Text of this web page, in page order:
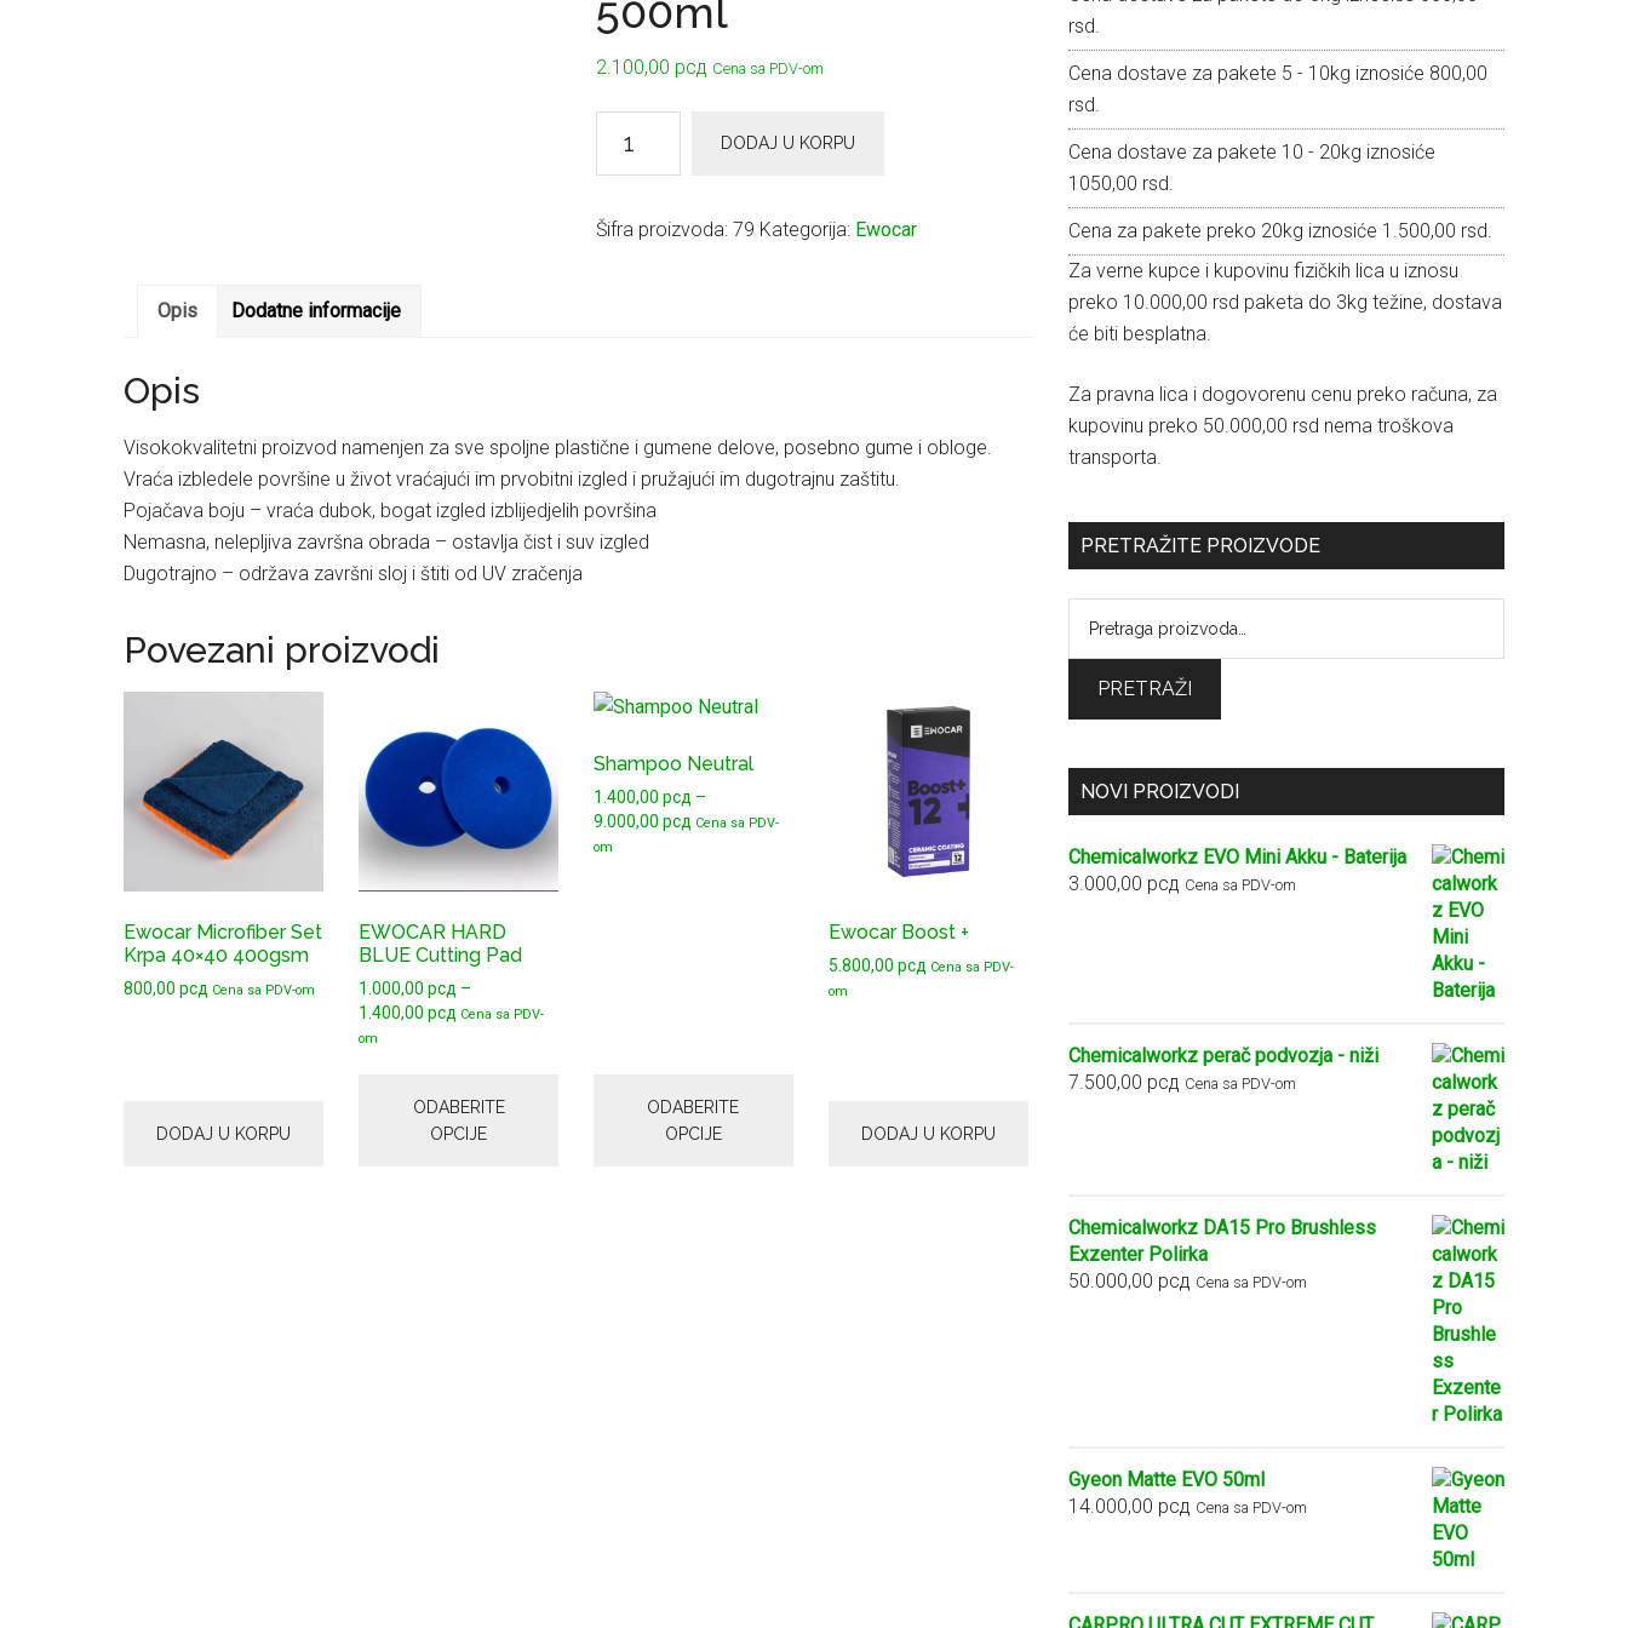
500ml
2.100,00 рсд Cena sa PDV-om
–
DODAJ U KORPU
Šifra proizvoda: 79 Kategorija: Ewocar
Opis Dodatne informacije
Opis
Visokokvalitetni proizvod namenjen za sve spoljne plastične i gumene delove, posebno gume i obloge.
Vraća izbledele površine u život vraćajući im prvobitni izgled i pružajući im dugotrajnu zaštitu.
Pojačava boju – vraća dubok, bogat izgled izblijedjelih površina
Nemasna, nelepljiva završna obrada – ostavlja čist i suv izgled
Dugotrajno – održava završni sloj i štiti od UV zračenja
Povezani proizvodi
Ewocar Microfiber Set
Krpa 40×40 400gsm
800,00 рсд Cena sa PDV-om
DODAJ U KORPU
EWOCAR HARD
BLUE Cutting Pad
1.000,00 рсд –
1.400,00 рсдRaspon
do
1.400,00 рсд
Cena sa PDV-
om
ODABERITE
OPCIJE
proizvod
ima
više
varijanti.
Opcije
mogu
biti
izabrane
na
stranici
Shampoo Neutral
1.400,00 рсд –
9.000,00 рсд Raspon
Cena sa PDV-
om
ODABERITE
OPCIJE
Ovaj
ima
više
varijanti.
Ewocar Boost +
5.800,00 рсд Cena sa PDV-
om
DODAJ U KORPU
rsd.
Cena dostave za pakete 5 - 10kg iznosiće 800,00
rsd.
Cena dostave za pakete 10 - 20kg iznosiće
1050,00 rsd.
Cena za pakete preko 20kg iznosiće 1.500,00 rsd.
Za verne kupce i kupovinu fizičkih lica u iznosu
preko 10.000,00 rsd paketa do 3kg težine, dostava
će biti besplatna.
Za pravna lica i dogovorenu cenu preko računa, za
kupovinu preko 50.000,00 rsd nema troškova
transporta.
PRETRAŽITE PROIZVODE
PRETRAŽI
NOVI PROIZVODI
Chemicalworkz EVO Mini Akku - Baterija
3.000,00 рсд Cena sa PDV-om
Chemicalworkz perač podvozja - niži
7.500,00 рсд Cena sa PDV-om
Chemicalworkz DA15 Pro Brushless
Exzenter Polirka
50.000,00 рсд Cena sa PDV-om
Gyeon Matte EVO 50ml
14.000,00 рсд Cena sa PDV-om